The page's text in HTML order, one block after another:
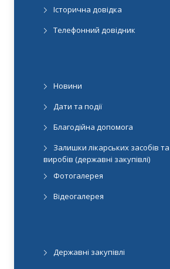
Історична довідка
Телефонний довідник
Новини
Дати та події
Благодійна допомога
Залишки лікарських засобів
виробів (державні закупівлі)
Фотогалерея
Відеогалерея
Державні закупівлі